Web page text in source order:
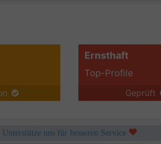
Ernsthaft
Top-Profile
Geprüft
Unterstütze uns für besseren Service